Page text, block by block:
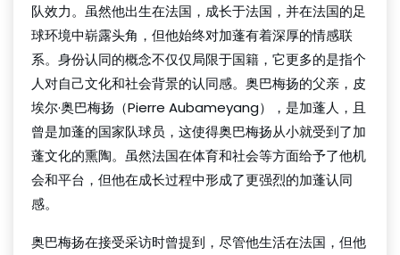
队效力。虽然他出生在法国，成长于法国，并在法国的足
球环境中崭露头角，但他始终对加蓬有着深厚的情感联
系。身份认同的概念不仅仅局限于国籍，它更多的是指个
人对自己文化和社会背景的认同感。奥巴梅扬的父亲，皮
埃尔·奥巴梅扬（Pierre Aubameyang），是加蓬人，且
曾是加蓬的国家队球员，这使得奥巴梅扬从小就受到了加
蓬文化的熏陶。虽然法国在体育和社会等方面给予了他机
会和平台，但他在成长过程中形成了更强烈的加蓬认同
感。
奥巴梅扬在接受采访时曾提到，尽管他生活在法国，但他